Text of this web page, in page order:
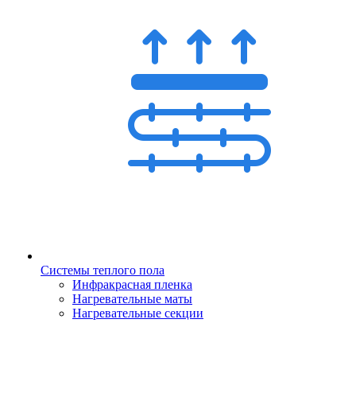
Системы теплого пола
Инфракрасная пленка
Нагревательные маты
Нагревательные секции